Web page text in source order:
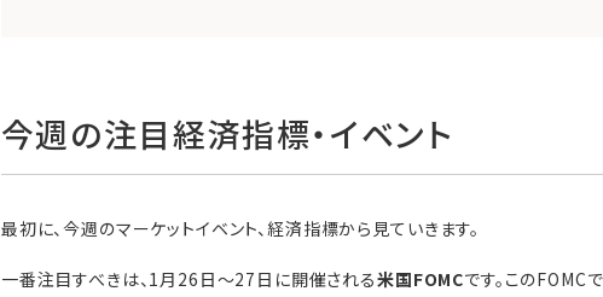
今週の注目経済指標・イベント
最初に、今週のマーケットイベント、経済指標から見ていきます。
一番注目すべきは、1月26日～27日に開催される米国FOMCです。このFOMC